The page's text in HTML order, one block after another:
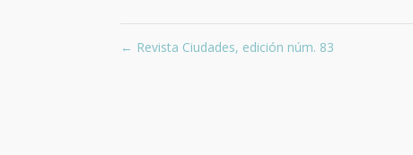
← Revista Ciudades, edición núm. 83